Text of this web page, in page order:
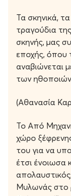
Τα σκηνικά,
τραγούδια
σκηνής, μας
εποχής, όπου
αναβιώνεται
των
(Αθανασία
Το Από
χώρο
του για να
έτσι ένοιωσα
Μυλωνάς στο